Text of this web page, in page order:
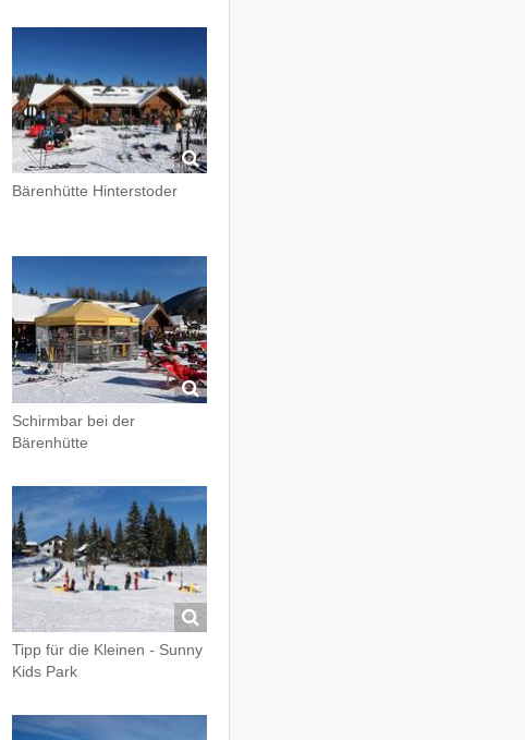
Bärenhütte Hinterstoder
Schirmbar bei der
Bärenhütte
Tipp für die Kleinen - Sunny
Kids Park